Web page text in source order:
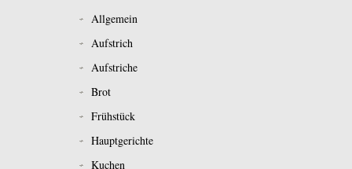
Allgemein
Aufstrich
Aufstriche
Brot
Frühstück
Hauptgerichte
Kuchen